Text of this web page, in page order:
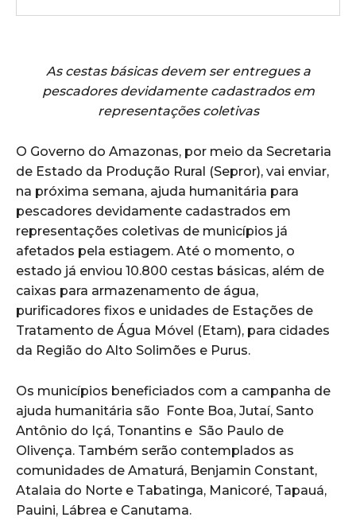
As cestas básicas devem ser entregues a
pescadores devidamente cadastrados em
representações coletivas
O Governo do Amazonas, por meio da Secretaria
de Estado da Produção Rural (Sepror), vai enviar,
na próxima semana, ajuda humanitária para
pescadores devidamente cadastrados em
representações coletivas de municípios já
afetados pela estiagem. Até o momento, o
estado já enviou 10.800 cestas básicas, além de
caixas para armazenamento de água,
purificadores fixos e unidades de Estações de
Tratamento de Água Móvel (Etam), para cidades
da Região do Alto Solimões e Purus.
Os municípios beneficiados com a campanha de
ajuda humanitária são Fonte Boa, Jutaí, Santo
Antônio do Içá, Tonantins e São Paulo de
Olivença. Também serão contemplados as
comunidades de Amaturá, Benjamin Constant,
Atalaia do Norte e Tabatinga, Manicoré, Tapauá,
Pauini, Lábrea e Canutama.